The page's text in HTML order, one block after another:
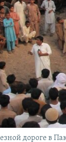
дороге в